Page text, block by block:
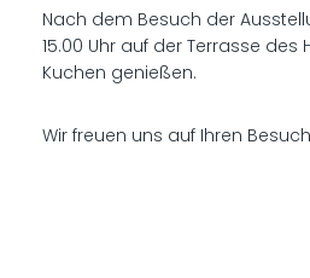
Nach dem Besuch der
15.00 Uhr auf der Terrasse des
Kuchen genießen.
Wir freuen uns auf Ihren